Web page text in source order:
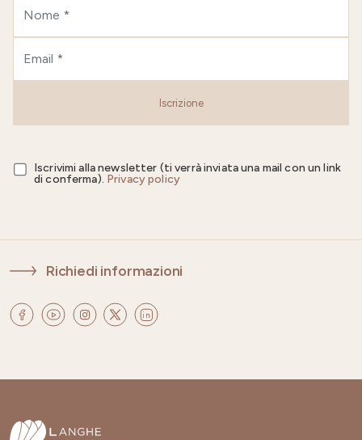
Iscrizione
Iscrivimi alla newsletter (ti verrà inviata una mail con un link
di conferma). Privacy policy
Richiedi informazioni